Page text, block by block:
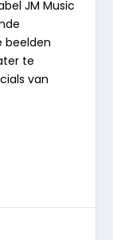
JM Music
beelden
te
van